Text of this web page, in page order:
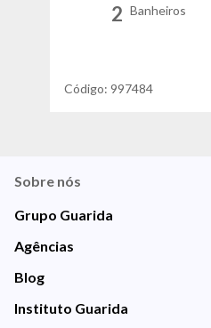
2 Banheiros
Código: 997484
Sobre nós
Grupo Guarida
Agências
Blog
Instituto Guarida